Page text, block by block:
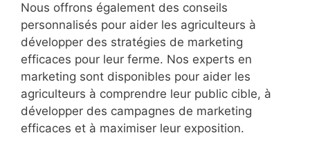
Nous offrons également des conseils
personnalisés pour aider les agriculteurs à
développer des stratégies de marketing
efficaces pour leur ferme. Nos experts en
marketing sont disponibles pour aider les
agriculteurs à comprendre leur public cible, à
développer des campagnes de marketing
efficaces et à maximiser leur exposition.